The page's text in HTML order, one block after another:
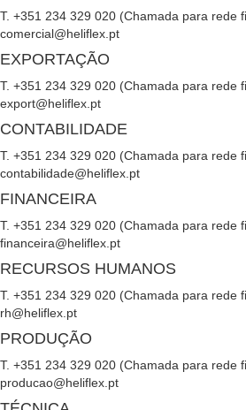
T. +351 234 329 020 (Chamada para rede
comercial@heliflex.pt
EXPORTAÇÃO
T. +351 234 329 020 (Chamada para rede
export@heliflex.pt
CONTABILIDADE
T. +351 234 329 020 (Chamada para rede
contabilidade@heliflex.pt
FINANCEIRA
T. +351 234 329 020 (Chamada para rede
financeira@heliflex.pt
RECURSOS HUMANOS
T. +351 234 329 020 (Chamada para rede
rh@heliflex.pt
PRODUÇÃO
T. +351 234 329 020 (Chamada para rede
producao@heliflex.pt